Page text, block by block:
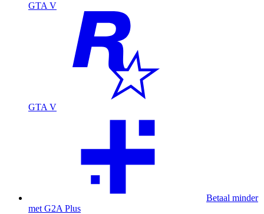
GTA V
GTA V
Betaal minder
met G2A Plus